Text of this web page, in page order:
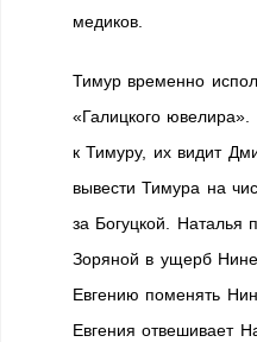
медиков.
Тимур временно
«Галицкого
к Тимуру, их видит
вывести Тимура на
за Богуцкой. Наталья
Зоряной в ущерб
Евгению поменять
Евгения отвешивает